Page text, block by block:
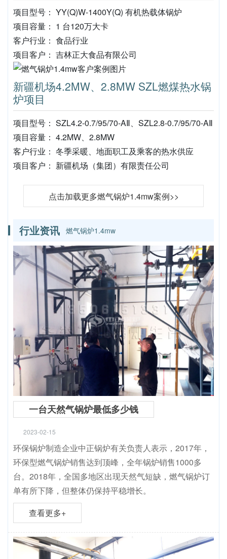
项目型号： YY(Q)W-1400Y(Q) 有机热载体锅炉
项目容量： 1 台120万大卡
客户行业： 食品行业
项目客户： 吉林正大食品有限公司
新疆机场4.2MW、2.8MW SZL燃煤热水锅
炉项目
项目型号： SZL4.2-0.7/95/70-AⅡ、SZL2.8-0.7/95/70-AⅡ
项目容量： 4.2MW、2.8MW
客户行业： 冬季采暖、地面职工及乘客的热水供应
项目客户： 新疆机场（集团）有限责任公司
点击加载更多燃气锅炉1.4mw案例>>
行业资讯 燃气锅炉1.4mw
一台天然气锅炉最低多少钱
2023-02-15
环保锅炉制造企业中正锅炉有关负责人表示，2017年，
环保型燃气锅炉销售达到顶峰，全年锅炉销售1000多
台。2018年，全国多地区出现天然气短缺，燃气锅炉订
单有所下降，但整体仍保持平稳增长。
查看更多+